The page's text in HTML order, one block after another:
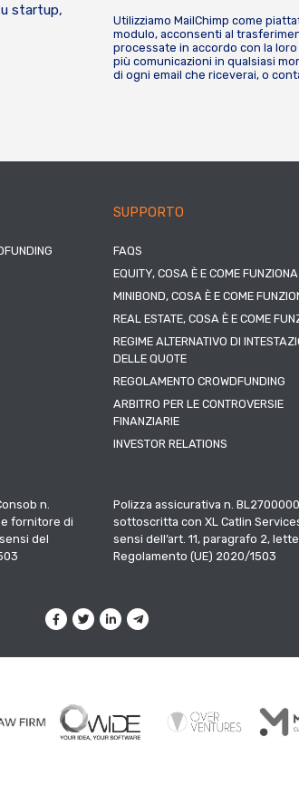
startup,
Utilizziamo MailChimp come
modulo, acconsenti al
processate in accordo con la loro
più comunicazioni in qualsiasi
di ogni email che riceverai, o
SUPPORTO
FAQS
EQUITY, COSA È E COME FUNZIONA
MINIBOND, COSA È E COME
REAL ESTATE, COSA È E COME
REGIME ALTERNATIVO DI
DELLE QUOTE
REGOLAMENTO CROWDFUNDING
ARBITRO PER LE CONTROVERSIE
FINANZIARIE
INVESTOR RELATIONS
n.
fornitore di
del
Polizza assicurativa n.
sottoscritta con XL Catlin
sensi dell’art. 11, paragrafo 2,
Regolamento (UE) 2020/1503